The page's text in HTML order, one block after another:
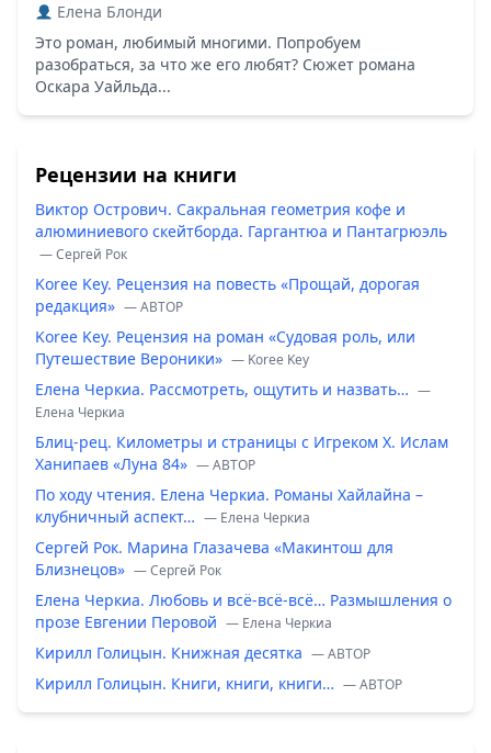
Елена Блонди
Это роман, любимый многими. Попробуем
разобраться, за что же его любят? Сюжет романа
Оскара Уайльда...
Рецензии на книги
Виктор Острович. Сакральная геометрия кофе и
алюминиевого скейтборда. Гаргантюа и Пантагрюэль
— Сергей Рок
Koree Key. Рецензия на повесть «Прощай, дорогая
редакция» — ABTOP
Koree Key. Рецензия на роман «Судовая роль, или
Путешествие Вероники» — Koree Key
Елена Черкиа. Рассмотреть, ощутить и назвать… —
Елена Черкиа
Блиц-рец. Километры и страницы с Игреком Х. Ислам
Ханипаев «Луна 84» — ABTOP
По ходу чтения. Елена Черкиа. Романы Хайлайна –
клубничный аспект… — Елена Черкиа
Сергей Рок. Марина Глазачева «Макинтош для
Близнецов» — Сергей Рок
Елена Черкиа. Любовь и всё-всё-всё… Размышления о
прозе Евгении Перовой — Елена Черкиа
Кирилл Голицын. Книжная десятка — ABTOP
Кирилл Голицын. Книги, книги, книги… — ABTOP